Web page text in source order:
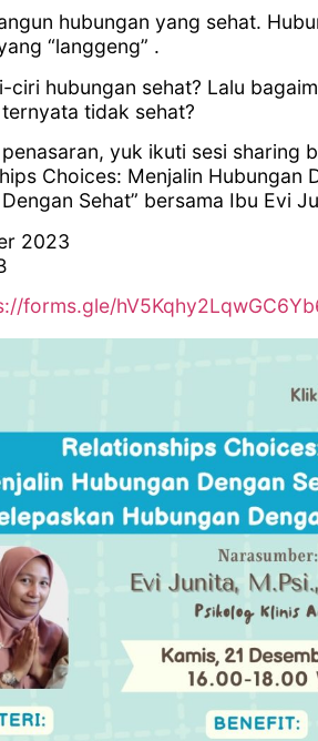
hubungan yang sehat.
“langgeng” .
ciri hubungan sehat? Lalu
tidak sehat?
yuk ikuti sesi sharing
Choices: Menjalin Hubungan
Sehat” bersama Ibu Evi
2023
forms.gle/